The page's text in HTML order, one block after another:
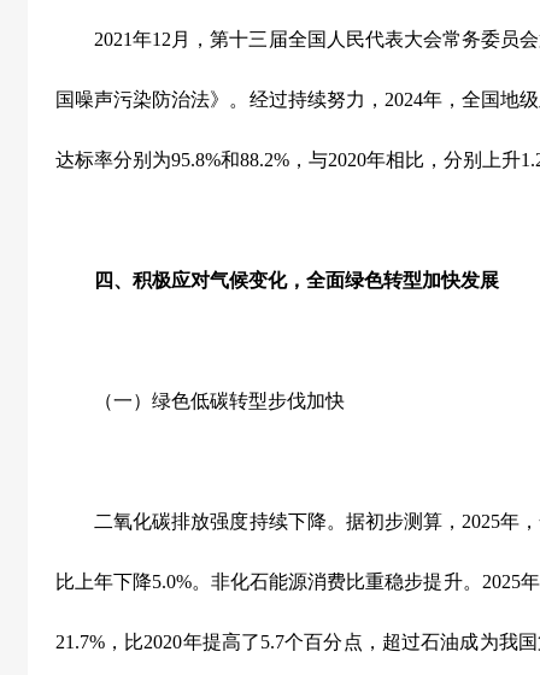
2021年12 月，第十三届全国人民代表大会常务委员
国噪声污染防治法》。经过持续努力， 2024年，全国地
达标率分别为95.8%和88.2% ，与2020年相比，分别上升
四、积极应对气候变化，全面绿色转型加快发展
（一）绿色低碳转型步伐加快
二氧化碳排放强度持续下降。据初步测算， 2025年
比上年下降5.0%。非化石能源消费比重稳步提升。 2025
21.7% ，比2020年提高了5.7个百分点，超过石油成为我